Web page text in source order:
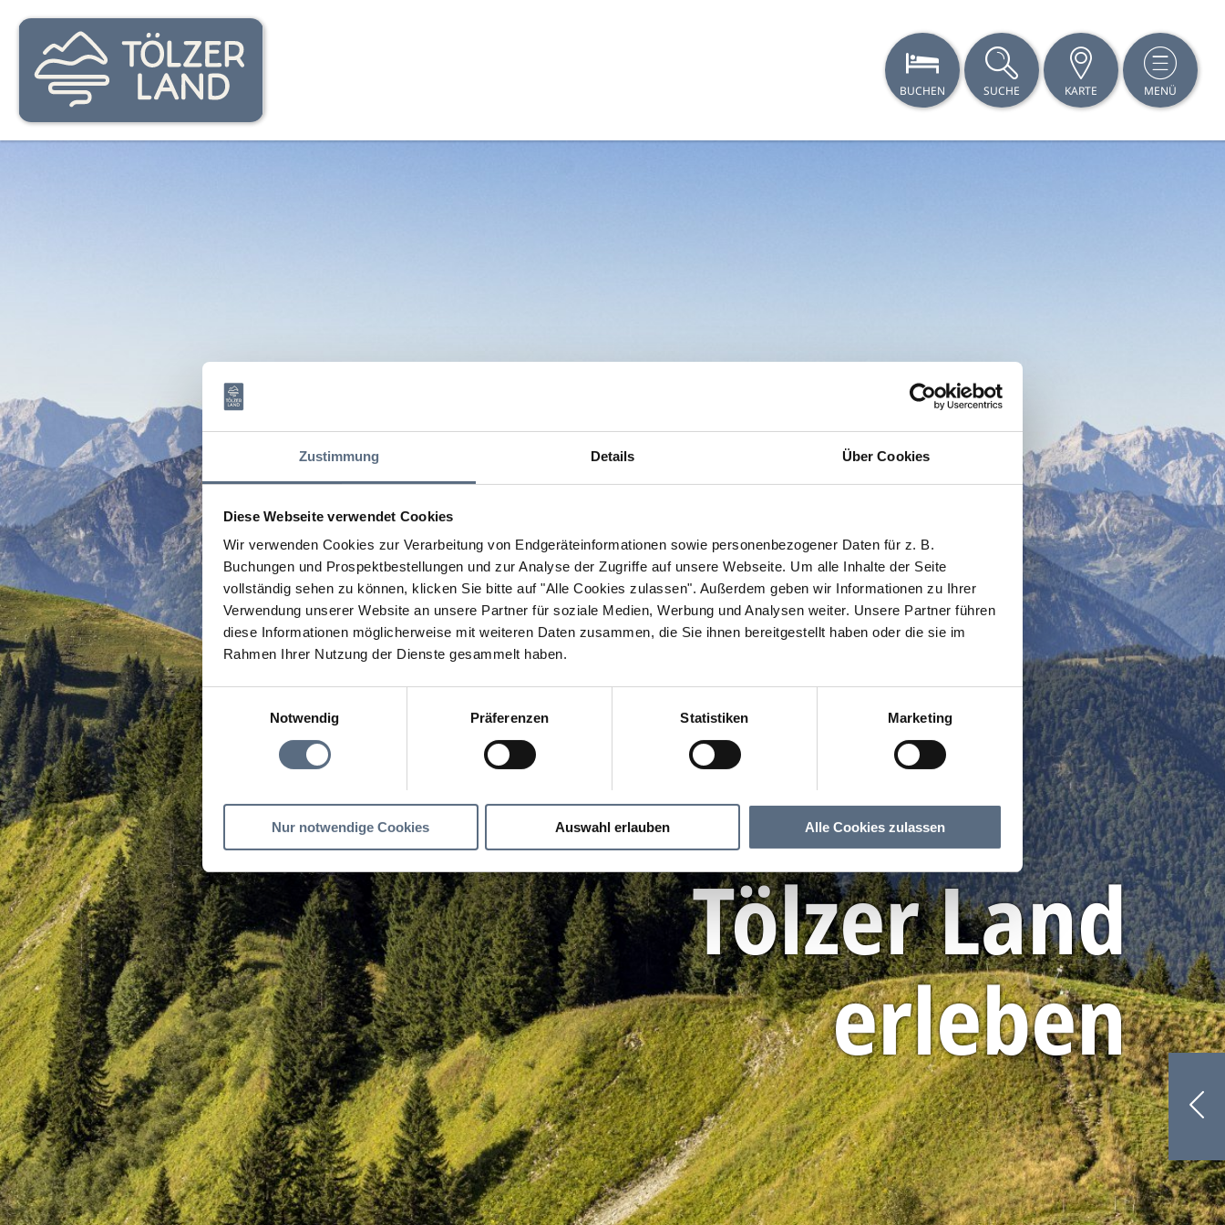
Zustimmung Details Über Cookies
Diese Webseite verwendet Cookies
Wir verwenden Cookies zur Verarbeitung von Endgeräteinformationen sowie personenbezogener Daten für z. B.
Buchungen und Prospektbestellungen und zur Analyse der Zugriffe auf unsere Webseite. Um alle Inhalte der Seite
vollständig sehen zu können, klicken Sie bitte auf "Alle Cookies zulassen". Außerdem geben wir Informationen zu Ihrer
Verwendung unserer Website an unsere Partner für soziale Medien, Werbung und Analysen weiter. Unsere Partner führen
diese Informationen möglicherweise mit weiteren Daten zusammen, die Sie ihnen bereitgestellt haben oder die sie im
Rahmen Ihrer Nutzung der Dienste gesammelt haben.
Einwilligungsauswahl
Notwendig
Präferenzen Statistiken Marketing
Nur notwendige Cookies Auswahl erlauben Alle Cookies zulassen
BUCHEN SUCHE KARTE MENÜ
Tölzer Land
erleben